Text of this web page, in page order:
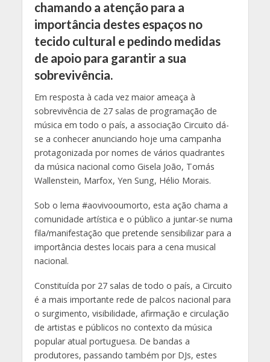
chamando a atenção para a
importância destes espaços no
tecido cultural e pedindo medidas
de apoio para garantir a sua
sobrevivência.
Em resposta à cada vez maior ameaça à
sobrevivência de 27 salas de programação de
música em todo o país, a associação Circuito dá-
se a conhecer anunciando hoje uma campanha
protagonizada por nomes de vários quadrantes
da música nacional como Gisela João, Tomás
Wallenstein, Marfox, Yen Sung, Hélio Morais.
Sob o lema #aovivooumorto, esta ação chama a
comunidade artística e o público a juntar-se numa
fila/manifestação que pretende sensibilizar para a
importância destes locais para a cena musical
nacional.
Constituída por 27 salas de todo o país, a Circuito
é a mais importante rede de palcos nacional para
o surgimento, visibilidade, afirmação e circulação
de artistas e públicos no contexto da música
popular atual portuguesa. De bandas a
produtores, passando também por DJs, estes